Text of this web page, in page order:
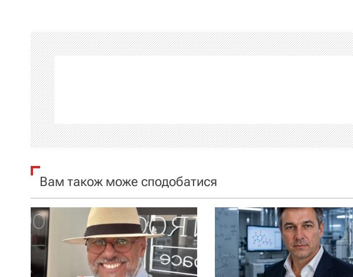
і
г
а
ц
і
я
а
п
и
Вам також може сподобатися